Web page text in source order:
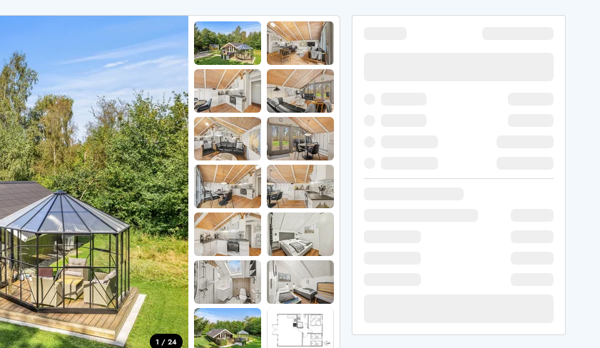
Nebensaionrabatt
Ferienhaus für Gruppen
Ferienhäuser im Frühjahr
Ferienhäuser im Sommer
Ferienhäuser im Herbst
Ferienhäuser im Winter
Ferienhäuser über Weihnachten
Ferienhäuser über Silvester
Sondervig
Holmsland Klit
Sande
Hede
Ferienhäuser in Nymindegab
Ferienhäuser Römö
Ferienhäuser am Ringköbing Fjord
Ferienhäuser Sondervig
Ferienhäuser Skodbjerge
Ferienhäuser in Thorsminde
Ferienhäuser Vederso Klit
Ferienhäuser Vejers Strand
Ferienhäuser Vester Husby
1 / 24